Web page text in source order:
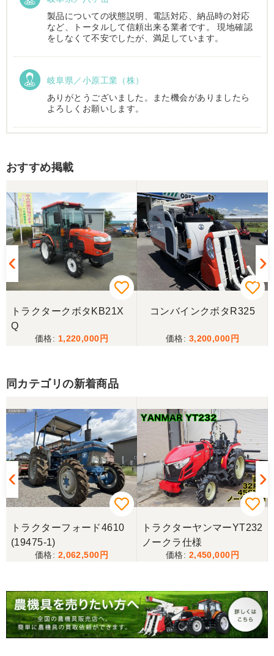
製品についての状態説明、電話対応、納品時の対応
など、トータルして信頼出来る業者です。 現地確認
をしなくて不安でしたが、満足しています。
岐阜県／小原工業（株）
ありがとうございました。また機会がありましたら
よろしくお願いします。
西川さま。電話対応から自社納車まで丁寧で信頼で
きる方です。農機はまたこちらで購入したいです。
岐阜県／
完璧に整備されており、対応も親切で丁寧。配送ま
で自社で対応してくださり本当にありがとうござい
ました。次回もこちらで購入させて頂きます。
す
岐阜県／田畑
ただきましたありがとうございます
岐阜県／長池松広
この度は、コンバイン購入に際しまして、納品日に
際しては、ご配慮頂き誠にありがとうございまし
た。本当に助かりました。
岐阜県／バインダー
急なお願いにも対応ありがとうございました。 あり
がとうございました。 親切に対応していただきまし
岐阜県／横倉林
ありがとうございます。
おすすめ掲載
トラクタークボタKB21X
Q
1,220,000
コンバインクボタR325
3,200,000
同カテゴリの新着商品
トラクターフォード4610
(19475-1)
2,062,500
トラクターヤンマーYT232
ノークラ仕様
2,450,000